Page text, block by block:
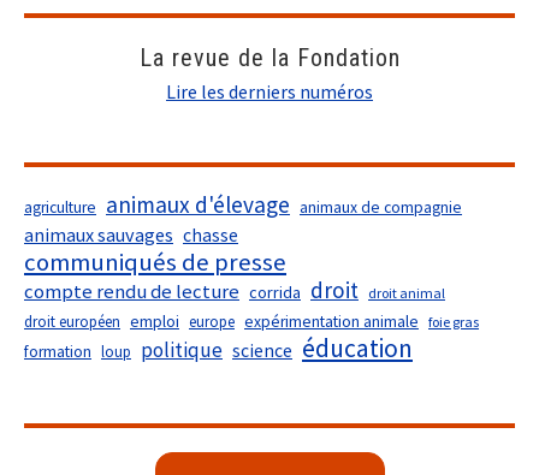
La revue de la Fondation
Lire les derniers numéros
agriculture animaux d'élevage animaux de compagnie
animaux sauvages chasse
communiqués de presse
compte rendu de lecture corrida droit droit animal
droit européen emploi europe expérimentation animale foie gras
formation loup politique science éducation